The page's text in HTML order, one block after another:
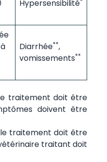
Hypersensibilité
Diarrhée**,
vomissements**
traitement doit être
doivent être
traitement doit être
traitant doit